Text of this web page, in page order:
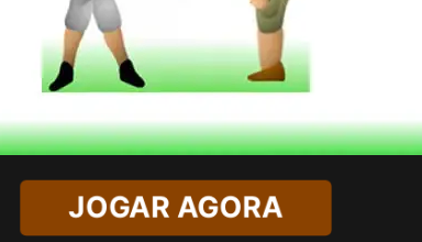
JOGAR AGORA